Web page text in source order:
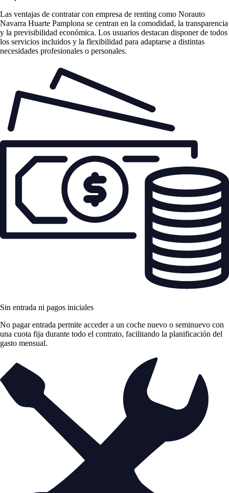
Las ventajas de contratar con empresa de renting como Norauto
Navarra Huarte Pamplona se centran en la comodidad, la transparencia
y la previsibilidad económica. Los usuarios destacan disponer de todos
los servicios incluidos y la flexibilidad para adaptarse a distintas
necesidades profesionales o personales.
Sin entrada ni pagos iniciales
No pagar entrada permite acceder a un coche nuevo o seminuevo con
una cuota fija durante todo el contrato, facilitando la planificación del
gasto mensual.